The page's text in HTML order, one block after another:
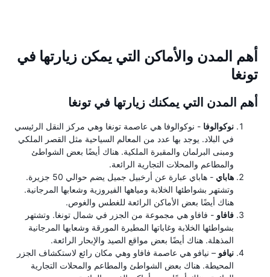
أهم المدن والأماكن التي يمكن زيارتها في
تونغا
أهم المدن التي يمكنك زيارتها في تونغا
نوكوالوفا - نوكوالوفا هي عاصمة تونغا وهي مركز النقل الرئيسي
في البلاد. يوجد بها عدد من المعالم السياحية مثل القصر الملكي
ومبنى البرلمان والمقبرة الملكية. هناك أيضًا بعض الشواطئ
والمطاعم والمحلات التجارية الرائعة.
هاباي
- هاباي عبارة عن أرخبيل جميل يضم حوالي 50 جزيرة.
وتشتهر بشواطئها الخلابة ومياهها الفيروزية وشعابها المرجانية.
هناك أيضًا بعض الأماكن الرائعة للغطس والغوص.
فافاو - فافاو هي مجموعة من الجزر في شمال تونغا. وتشتهر
بشواطئها الخلابة وغاباتها المطيرة المورقة وشعابها المرجانية
المذهلة. هناك أيضًا بعض مواقع الصيد والإبحار الرائعة.
نيافو – نيافو هي عاصمة فافاو وهي مكان رائع لاستكشاف الجزر
المحيطة. هناك بعض الشواطئ والمطاعم والمحلات التجارية